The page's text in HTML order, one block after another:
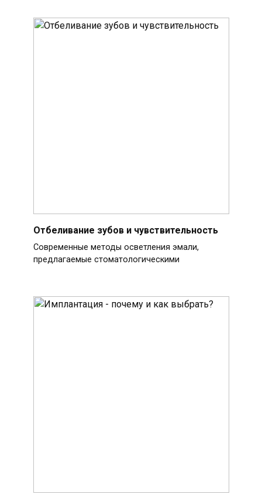
Отбеливание зубов и чувствительность
Современные методы осветления эмали,
предлагаемые стоматологическими